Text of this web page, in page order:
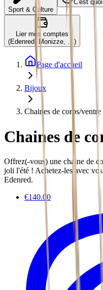
Sport & Culture
C'est
Lier mes comptes
(Edenred, Monizze, …)
Page d'accueil
Bijoux
Chaines de corps/ventre
Chaines de
Offrez(-vous) une chaine de
joli l'été ! Achetez-les avec
Edenred.
€140.00